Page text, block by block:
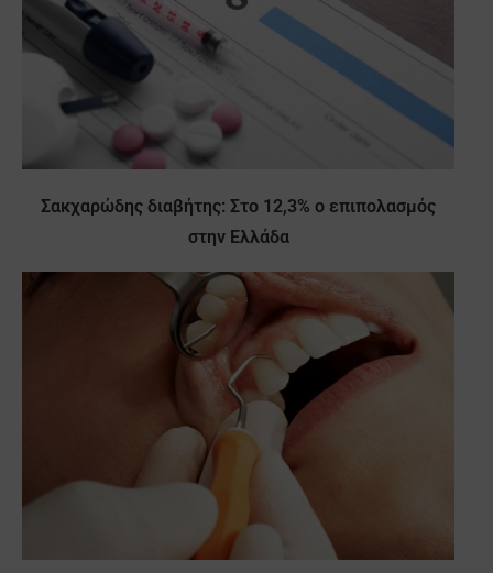
Σακχαρώδης διαβήτης: Στο 12,3% ο επιπολασμός
στην Ελλάδα